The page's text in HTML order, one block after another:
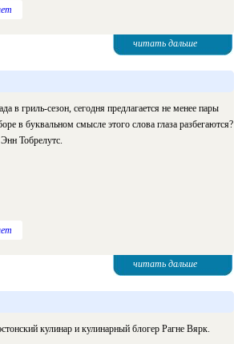
читать дальше
в гриль-сезон, сегодня предлагается не менее пары
в буквальном смысле этого слова глаза разбегаются?
Тобрелутс.
читать дальше
кулинар и кулинарный блогер Рагне Вярк.